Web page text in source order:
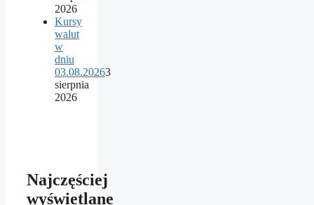
2026
Kursy
walut
w
dniu
03.08.20263
sierpnia
2026
Najczęściej
wyświetlane